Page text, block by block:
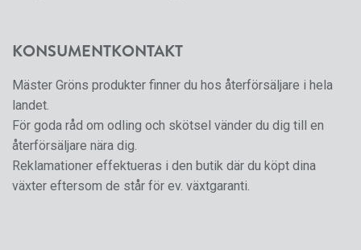
KONSUMENTKONTAKT
Mäster Gröns produkter finner du hos återförsäljare i hela
landet.
För goda råd om odling och skötsel vänder du dig till en
återförsäljare nära dig.
Reklamationer effektueras i den butik där du köpt dina
växter eftersom de står för ev. växtgaranti.